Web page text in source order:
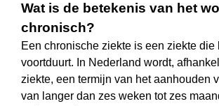
Wat is de betekenis van het
chronisch?
Een chronische ziekte is een ziekte die
voortduurt. In Nederland wordt,
ziekte, een termijn van het aanhouden
van langer dan zes weken tot zes